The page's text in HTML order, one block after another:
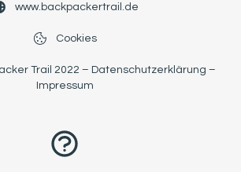
www.backpackertrail.de
Cookies
Trail 2022 – Datenschutzerklärung –
Impressum